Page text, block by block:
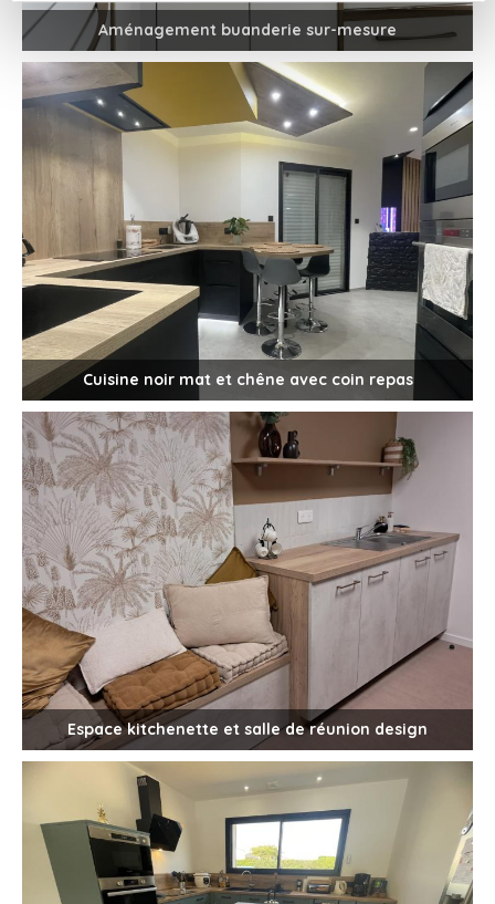
Aménagement buanderie sur-mesure
Cuisine noir mat et chêne avec coin repas
Espace kitchenette et salle de réunion design